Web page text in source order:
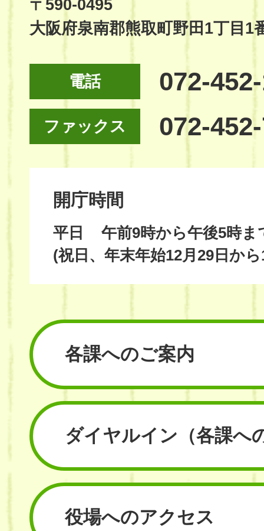
〒590-0495
大阪府泉南郡熊取町野田1丁目1
電話 072-
ファックス 072-
開庁時間
平日
午前9時から午後5時ま
(祝日、年末年始12月29日か
各課へのご案内
ダイヤルイン （各課へ
役場へのアクセス